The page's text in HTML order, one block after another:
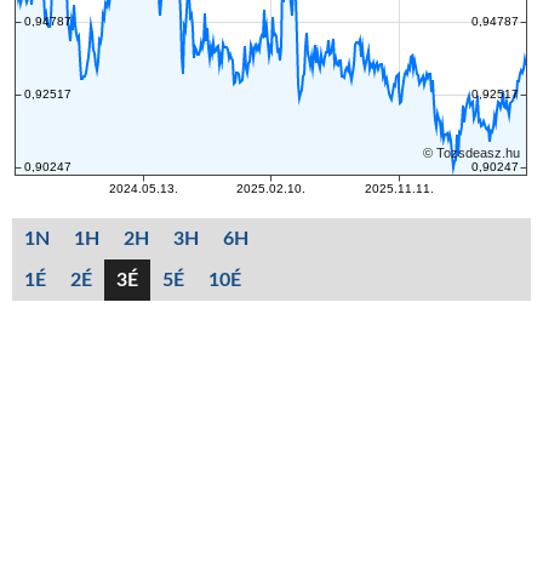
1N 1H 2H 3H 6H
1É 2É 3É 5É 10É